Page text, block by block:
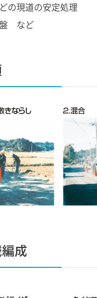
の現道の安定処理
など
成